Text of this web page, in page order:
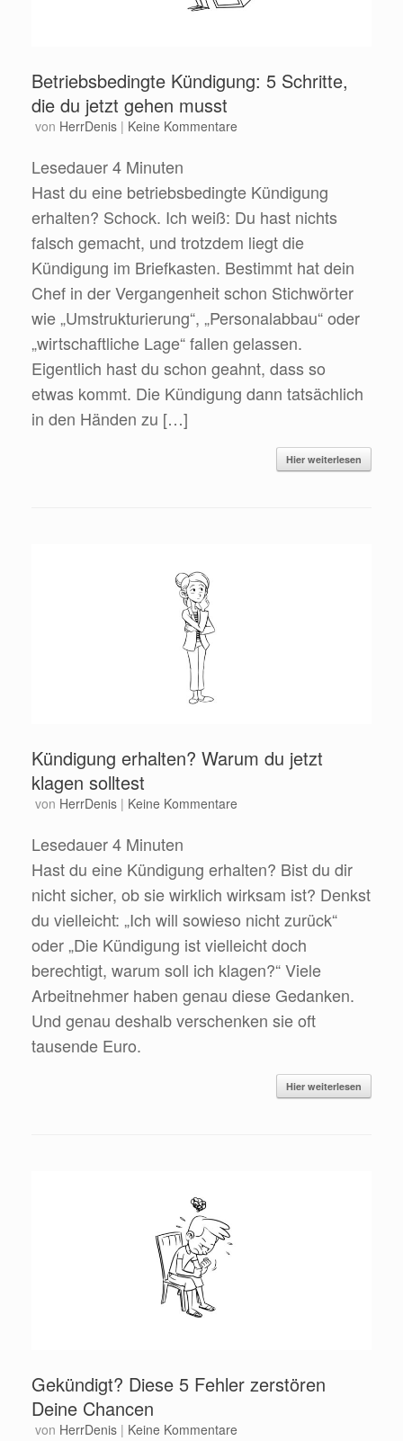
Betriebsbedingte Kündigung: 5 Schritte,
die du jetzt gehen musst
von HerrDenis | Keine Kommentare
Lesedauer4 Minuten
Hast du eine betriebsbedingte Kündigung
erhalten? Schock. Ich weiß: Du hast nichts
falsch gemacht, und trotzdem liegt die
Kündigung im Briefkasten. Bestimmt hat dein
Chef in der Vergangenheit schon Stichwörter
wie „Umstrukturierung“, „Personalabbau“ oder
„wirtschaftliche Lage“ fallen gelassen.
Eigentlich hast du schon geahnt, dass so
etwas kommt. Die Kündigung dann tatsächlich
in den Händen zu […]
Hier weiterlesen
Kündigung erhalten? Warum du jetzt
klagen solltest
von HerrDenis | Keine Kommentare
Lesedauer4 Minuten
Hast du eine Kündigung erhalten? Bist du dir
nicht sicher, ob sie wirklich wirksam ist? Denkst
du vielleicht: „Ich will sowieso nicht zurück“
oder „Die Kündigung ist vielleicht doch
berechtigt, warum soll ich klagen?“ Viele
Arbeitnehmer haben genau diese Gedanken.
Und genau deshalb verschenken sie oft
tausende Euro.
Hier weiterlesen
Gekündigt? Diese 5 Fehler zerstören
Deine Chancen
von HerrDenis | Keine Kommentare